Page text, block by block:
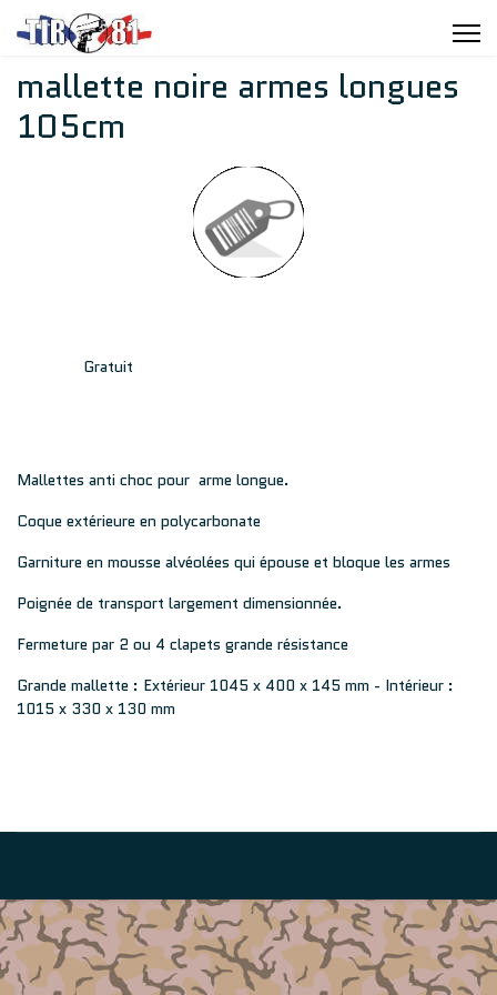
mallette noire armes longues
105cm
Gratuit
Mallettes anti choc pour arme longue.
Coque extérieure en polycarbonate
Garniture en mousse alvéolées qui épouse et bloque les armes
Poignée de transport largement dimensionnée.
Fermeture par 2 ou 4 clapets grande résistance
Grande mallette : Extérieur 1045 x 400 x 145 mm - Intérieur :
1015 x 330 x 130 mm